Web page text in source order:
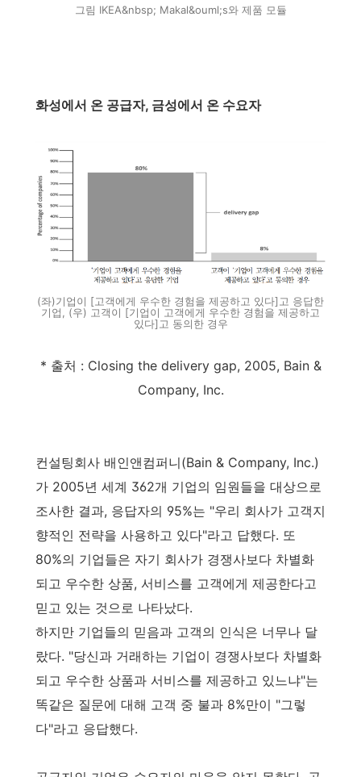
그림 IKEA&nbsp; Makal&ouml;s와 제품 모듈
화성에서 온 공급자, 금성에서 온 수요자
(좌)기업이 [고객에게 우수한 경험을 제공하고 있다]고 응답한
기업, (우) 고객이 [기업이 고객에게 우수한 경험을 제공하고
있다]고 동의한 경우
* 출처 : Closing the delivery gap, 2005, Bain &
Company, Inc.
컨설팅회사 배인앤컴퍼니(Bain & Company, Inc.)
가 2005년 세계 362개 기업의 임원들을 대상으로
조사한 결과, 응답자의 95%는 "우리 회사가 고객지
향적인 전략을 사용하고 있다"라고 답했다. 또
80%의 기업들은 자기 회사가 경쟁사보다 차별화
되고 우수한 상품, 서비스를 고객에게 제공한다고
믿고 있는 것으로 나타났다.
하지만 기업들의 믿음과 고객의 인식은 너무나 달
랐다. "당신과 거래하는 기업이 경쟁사보다 차별화
되고 우수한 상품과 서비스를 제공하고 있느냐"는
똑같은 질문에 대해 고객 중 불과 8%만이 "그렇
다"라고 응답했다.